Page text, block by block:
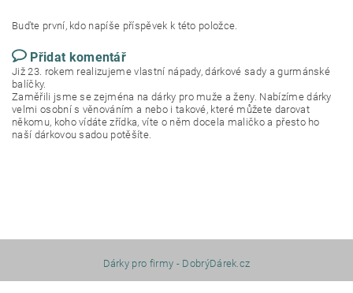
Buďte první, kdo napíše příspěvek k této položce.
Přidat komentář
Již 23. rokem realizujeme vlastní nápady, dárkové sady a gurmánské
balíčky.
Zaměřili jsme se zejména na dárky pro muže a ženy. Nabízíme dárky
velmi osobní s věnováním a nebo i takové, které můžete darovat
někomu, koho vídáte zřídka, víte o něm docela maličko a přesto ho
naší dárkovou sadou potěšíte.
Dárky pro firmy - DobrýDárek.cz